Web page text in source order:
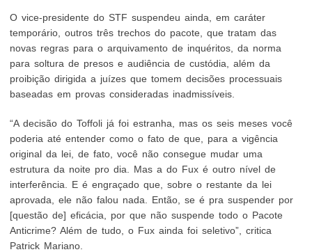
O vice-presidente do STF suspendeu ainda, em caráter
temporário, outros três trechos do pacote, que tratam das
novas regras para o arquivamento de inquéritos, da norma
para soltura de presos e audiência de custódia, além da
proibição dirigida a juízes que tomem decisões processuais
baseadas em provas consideradas inadmissíveis.
“A decisão do Toffoli já foi estranha, mas os seis meses você
poderia até entender como o fato de que, para a vigência
original da lei, de fato, você não consegue mudar uma
estrutura da noite pro dia. Mas a do Fux é outro nível de
interferência. E é engraçado que, sobre o restante da lei
aprovada, ele não falou nada. Então, se é pra suspender por
[questão de] eficácia, por que não suspende todo o Pacote
Anticrime? Além de tudo, o Fux ainda foi seletivo”, critica
Patrick Mariano.